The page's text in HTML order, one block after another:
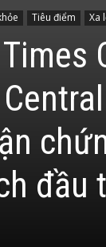
Tiêu điểm Xa
đầu